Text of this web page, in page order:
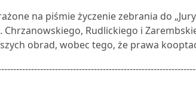
na piśmie życzenie zebrania do
Rudlickiego i
obrad, wobec tego, że prawa